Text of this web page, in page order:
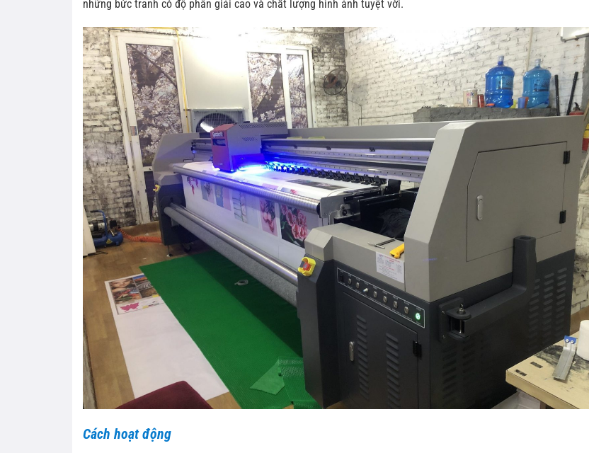
những bức tranh có độ phân giải cao và chất lượng hình ảnh tuyệt vời.
Cách hoạt động